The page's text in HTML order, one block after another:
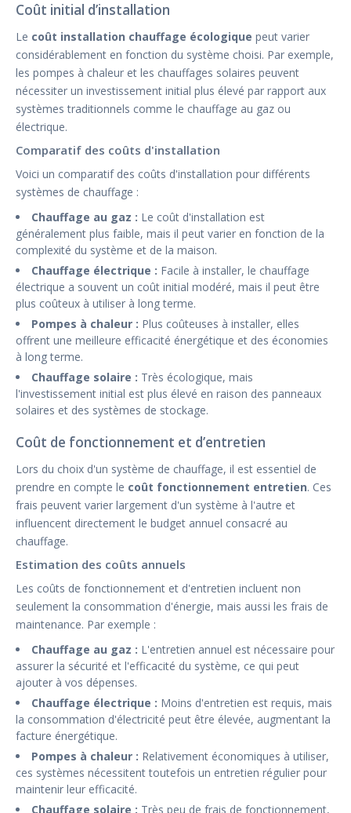
Coût initial d’installation
Le coût installation chauffage écologique peut varier
considérablement en fonction du système choisi. Par exemple,
les pompes à chaleur et les chauffages solaires peuvent
nécessiter un investissement initial plus élevé par rapport aux
systèmes traditionnels comme le chauffage au gaz ou
électrique.
Comparatif des coûts d'installation
Voici un comparatif des coûts d'installation pour différents
systèmes de chauffage :
Chauffage au gaz : Le coût d'installation est
généralement plus faible, mais il peut varier en fonction de la
complexité du système et de la maison.
Chauffage électrique : Facile à installer, le chauffage
électrique a souvent un coût initial modéré, mais il peut être
plus coûteux à utiliser à long terme.
Pompes à chaleur : Plus coûteuses à installer, elles
offrent une meilleure efficacité énergétique et des économies
à long terme.
Chauffage solaire : Très écologique, mais
l'investissement initial est plus élevé en raison des panneaux
solaires et des systèmes de stockage.
Coût de fonctionnement et d’entretien
Lors du choix d'un système de chauffage, il est essentiel de
prendre en compte le coût fonctionnement entretien. Ces
frais peuvent varier largement d'un système à l'autre et
influencent directement le budget annuel consacré au
chauffage.
Estimation des coûts annuels
Les coûts de fonctionnement et d'entretien incluent non
seulement la consommation d'énergie, mais aussi les frais de
maintenance. Par exemple :
Chauffage au gaz : L'entretien annuel est nécessaire pour
assurer la sécurité et l'efficacité du système, ce qui peut
ajouter à vos dépenses.
Chauffage électrique : Moins d'entretien est requis, mais
la consommation d'électricité peut être élevée, augmentant la
facture énergétique.
Pompes à chaleur : Relativement économiques à utiliser,
ces systèmes nécessitent toutefois un entretien régulier pour
maintenir leur efficacité.
Chauffage solaire : Très peu de frais de fonctionnement,